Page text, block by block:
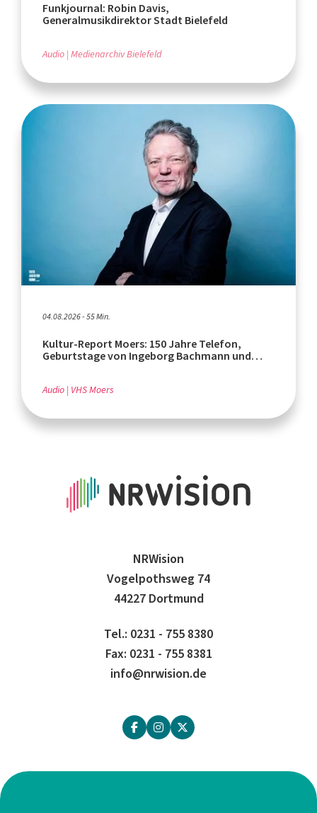
Funkjournal: Robin Davis,
Generalmusikdirektor Stadt Bielefeld
Audio Medienarchiv Bielefeld
04.08.2026 - 55 Min.
Kultur-Report Moers: 150 Jahre Telefon,
Geburtstage von Ingeborg Bachmann und
Audio VHS Moers
NRWision
Vogelpothsweg 74
44227 Dortmund
Tel.: 0231 - 755 8380
Fax: 0231 - 755 8381
info@nrwision.de